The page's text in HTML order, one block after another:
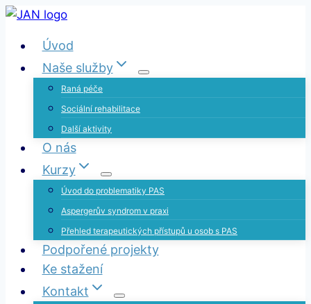
Přeskočit
obsah
Úvod
Naše služby
Raná péče
Sociální rehabilitace
Další aktivity
O nás
Kurzy
Úvod do problematiky PAS
Aspergerův syndrom v praxi
Přehled terapeutických přístupů u osob s PAS
Podpořené projekty
Ke stažení
Kontakt